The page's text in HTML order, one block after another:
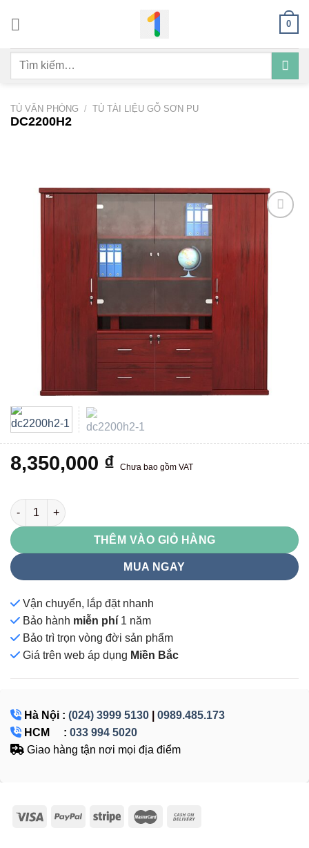
dung
0
Tìm
TỦ VĂN PHÒNG / TỦ TÀI LIỆU GỖ SƠN PU
DC2200H2
8,350,000 ₫ Chưa bao gồm VAT
DC2200H2 số lượng
THÊM VÀO GIỎ HÀNG
MUA NGAY
Vận chuyển, lắp đặt nhanh
Bảo hành miễn phí 1 năm
Bảo trì trọn vòng đời sản phẩm
Giá trên web áp dụng Miền Bắc
Hà Nội : (024) 3999 5130
0989.485.173
HCM : 033 994 5020
Giao hàng tận nơi mọi địa điểm